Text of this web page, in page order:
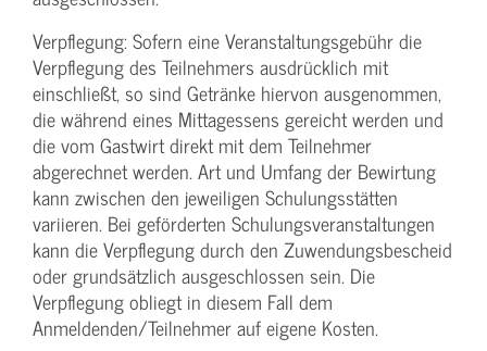
Verpflegung: Sofern eine Veranstaltungs­gebühr die
Verpflegung des Teilnehmers ausdrücklich mit
einschließt, so sind Getränke hiervon ausgenommen,
die während eines Mittagessens gereicht werden und
die vom Gastwirt direkt mit dem Teilnehmer
abgerechnet werden. Art und Umfang der Bewirtung
kann zwischen den jeweiligen Schulungsstätten
variieren. Bei geförderten Schulungs­veranstaltungen
kann die Verpflegung durch den Zuwendungs­bescheid
oder grundsätzlich ausgeschlossen sein. Die
Verpflegung obliegt in diesem Fall dem
Anmeldenden/­Teilnehmer auf eigene Kosten.